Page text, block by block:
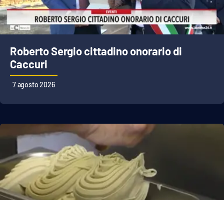
Roberto Sergio cittadino onorario di
Caccuri
7 agosto 2026